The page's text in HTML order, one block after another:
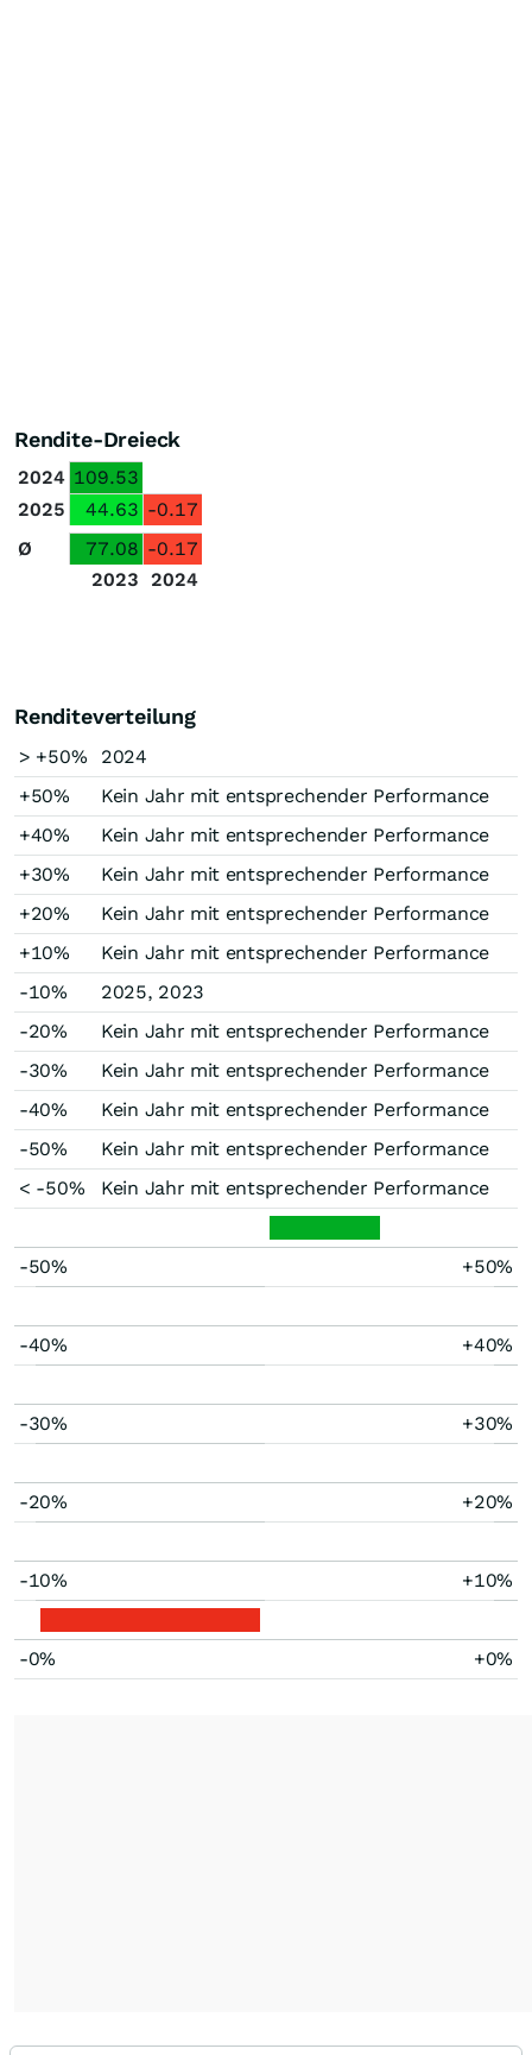
Rendite-Dreieck
2024 109.53
2025
44.63 -0.17
Ø
77.08 -0.17
2023 2024
Renditeverteilung
> +50%
2024
+50%
Kein Jahr mit entsprechender Performance
+40%
Kein Jahr mit entsprechender Performance
+30%
Kein Jahr mit entsprechender Performance
+20%
Kein Jahr mit entsprechender Performance
+10%
Kein Jahr mit entsprechender Performance
-10%
2025, 2023
-20%
Kein Jahr mit entsprechender Performance
-30%
Kein Jahr mit entsprechender Performance
-40%
Kein Jahr mit entsprechender Performance
-50%
Kein Jahr mit entsprechender Performance
< -50%
Kein Jahr mit entsprechender Performance
-50% +50%
-40% +40%
-30% +30%
-20% +20%
-10% +10%
-0% +0%